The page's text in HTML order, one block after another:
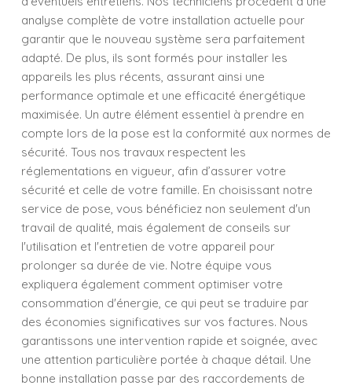
analyse complète de votre installation actuelle pour
garantir que le nouveau système sera parfaitement
adapté. De plus, ils sont formés pour installer les
appareils les plus récents, assurant ainsi une
performance optimale et une efficacité énergétique
maximisée. Un autre élément essentiel à prendre en
compte lors de la pose est la conformité aux normes de
sécurité. Tous nos travaux respectent les
réglementations en vigueur, afin d’assurer votre
sécurité et celle de votre famille. En choisissant notre
service de pose, vous bénéficiez non seulement d'un
travail de qualité, mais également de conseils sur
l'utilisation et l'entretien de votre appareil pour
prolonger sa durée de vie. Notre équipe vous
expliquera également comment optimiser votre
consommation d'énergie, ce qui peut se traduire par
des économies significatives sur vos factures. Nous
garantissons une intervention rapide et soignée, avec
une attention particulière portée à chaque détail. Une
bonne installation passe par des raccordements de